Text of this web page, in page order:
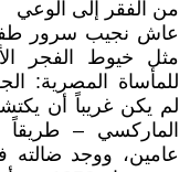
من الفقر إلى الوعي
عاش نجيب سرور
مثل خيوط الفجر
للمأساة المصرية:
لم يكن غريباً أن
الماركسي – طريقاً
عامين، ووجد ضالته